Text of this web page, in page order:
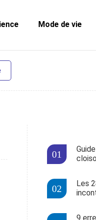
Mode de vie
Les
9